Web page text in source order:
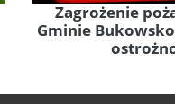
Zagrożenie
Gminie